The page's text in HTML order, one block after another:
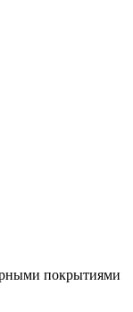
покрытиями